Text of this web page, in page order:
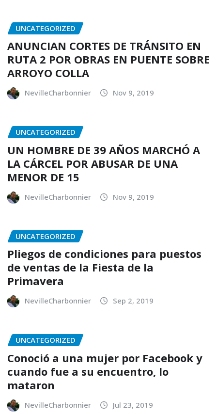
UNCATEGORIZED
ANUNCIAN CORTES DE TRÁNSITO EN
RUTA 2 POR OBRAS EN PUENTE SOBRE
ARROYO COLLA
NevilleCharbonnier Nov 9, 2019
UNCATEGORIZED
UN HOMBRE DE 39 AÑOS MARCHÓ A
LA CÁRCEL POR ABUSAR DE UNA
MENOR DE 15
NevilleCharbonnier Nov 9, 2019
UNCATEGORIZED
Pliegos de condiciones para puestos
de ventas de la Fiesta de la
Primavera
NevilleCharbonnier Sep 2, 2019
UNCATEGORIZED
Conoció a una mujer por Facebook y
cuando fue a su encuentro, lo
mataron
NevilleCharbonnier Jul 23, 2019